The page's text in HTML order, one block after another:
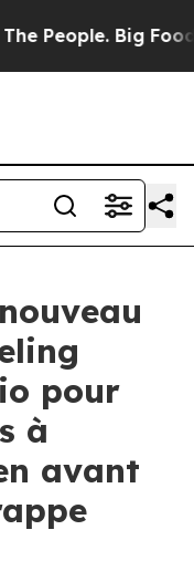
Big Food’s
pour
à
avant